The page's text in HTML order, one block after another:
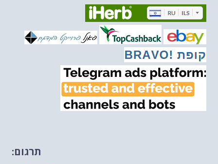
מיכאל בן ארי על דילמת המנהיגות....
מיכאל בן ארי על פרשת הת...
מיכאל בן ארי על פרשת הת...
מיכאל בן ארי על פרשת הת...-- 13/02/2026
מיכאל בן ארי על פרשת השבוע ת...-- 06/02/2026
חלקם של היהודים הולך ופוחת....
מיכאל בן ארי על פרשת השבוע ת...
תרגום: